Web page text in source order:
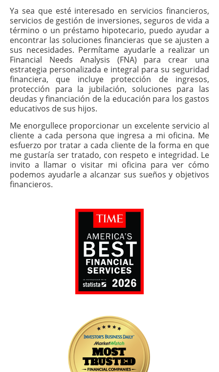
Ya sea que esté interesado en servicios financieros,
servicios de gestión de inversiones, seguros de vida a
término o un préstamo hipotecario, puedo ayudar a
encontrar las soluciones financieras que se ajusten a
sus necesidades. Permítame ayudarle a realizar un
Financial Needs Analysis (FNA) para crear una
estrategia personalizada e integral para su seguridad
financiera, que incluye protección de ingresos,
protección para la jubilación, soluciones para las
deudas y financiación de la educación para los gastos
educativos de sus hijos.
Me enorgullece proporcionar un excelente servicio al
cliente a cada persona que ingresa a mi oficina. Me
esfuerzo por tratar a cada cliente de la forma en que
me gustaría ser tratado, con respeto e integridad. Le
invito a llamar o visitar mi oficina para ver cómo
podemos ayudarle a alcanzar sus sueños y objetivos
financieros.